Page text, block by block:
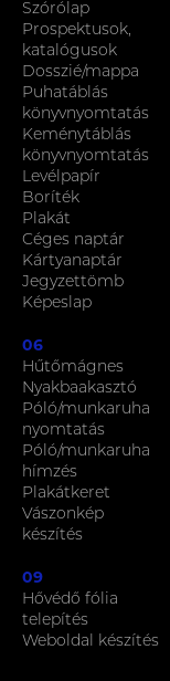
Szórólap
Prospektusok,
katalógusok
Dosszié/mappa
Puhatáblás
könyvnyomtatás
Keménytáblás
könyvnyomtatás
Levélpapír
Boríték
Plakát
Céges naptár
Kártyanaptár
Jegyzettömb
Képeslap
06
Hűtőmágnes
Nyakbaakasztó
Póló/munkaruha
nyomtatás
Póló/munkaruha
hímzés
Plakátkeret
Vászonkép
készítés
09
Hővédő fólia
telepítés
Weboldal készítés